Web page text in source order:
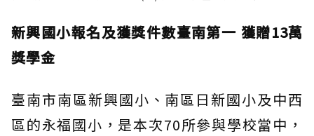
新興國小報名及獲獎件數臺南第一 獲贈13萬
獎學金
臺南市南區新興國小、南區日新國小及中西
區的永福國小，是本次70所參與學校當中，